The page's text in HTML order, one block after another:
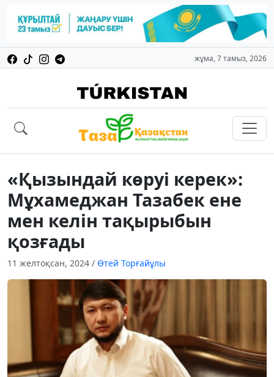
жұма, 7 тамыз, 2026
«Қызындай көруі керек»:
Мұхамеджан Тазабек ене
мен келін тақырыбын
қозғады
11 желтоқсан, 2024 / Өтей Торғайұлы